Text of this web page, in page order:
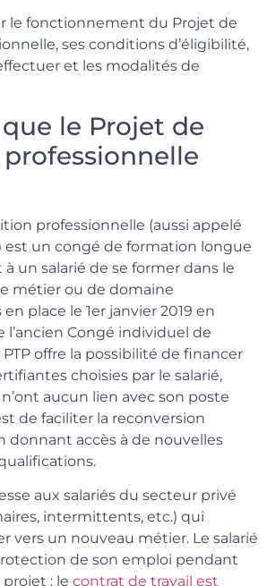
le fonctionnement du Projet de
ses conditions d’éligibilité,
et les modalités de
que le Projet de
professionnelle (aussi appelé
est un congé de formation longue
un salarié de se former dans le
métier ou de domaine
place le 1er janvier 2019 en
Congé individuel de
offre la possibilité de financer
choisies par le salarié,
aucun lien avec son poste
de faciliter la reconversion
donnant accès à de nouvelles
aux salariés du secteur privé
intermittents, etc.) qui
vers un nouveau métier. Le salarié
de son emploi pendant
: le contrat de travail est